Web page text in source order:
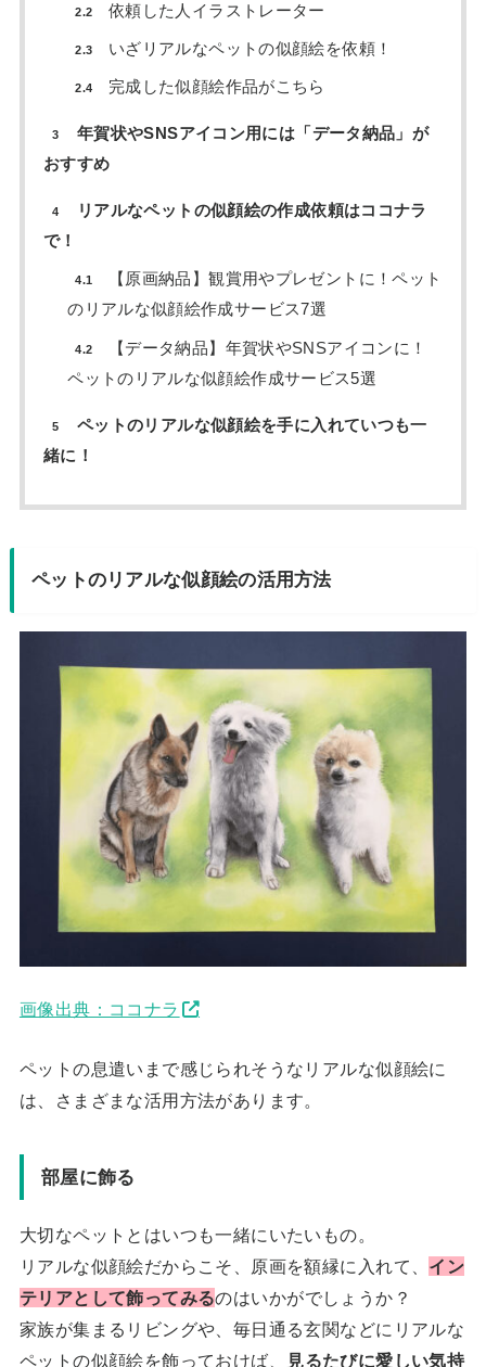
2.2 依頼した人イラストレーター
2.3 いざリアルなペットの似顔絵を依頼！
2.4 完成した似顔絵作品がこちら
3
年賀状やSNSアイコン用には「データ納品」が
おすすめ
4
リアルなペットの似顔絵の作成依頼はココナラ
で！
4.1
【原画納品】観賞用やプレゼントに！ペット
のリアルな似顔絵作成サービス7選
4.2
【データ納品】年賀状やSNSアイコンに！
ペットのリアルな似顔絵作成サービス5選
5
ペットのリアルな似顔絵を手に入れていつも一
緒に！
ペットのリアルな似顔絵の活用方法
画像出典：ココナラ
ペットの息遣いまで感じられそうなリアルな似顔絵に
は、さまざまな活用方法があります。
部屋に飾る
大切なペットとはいつも一緒にいたいもの。
リアルな似顔絵だからこそ、原画を額縁に入れて、 イン
テリアとして飾ってみるのはいかがでしょうか？
家族が集まるリビングや、毎日通る玄関などにリアルな
ペットの似顔絵を飾っておけば、
見るたびに愛しい気持